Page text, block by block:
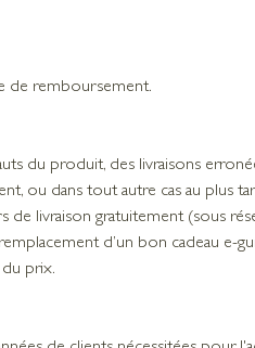
de remboursement.
du produit, des livraisons
ou dans tout autre cas au plus
de livraison gratuitement (sous
d’un bon cadeau e-
prix.